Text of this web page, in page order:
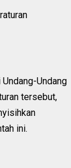
Undang
tersebut,
ini.